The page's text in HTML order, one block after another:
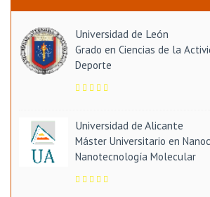
Universidad de León
Grado en Ciencias de la
Deporte
Universidad de Alicante
Máster Universitario en
Nanotecnología Molecular